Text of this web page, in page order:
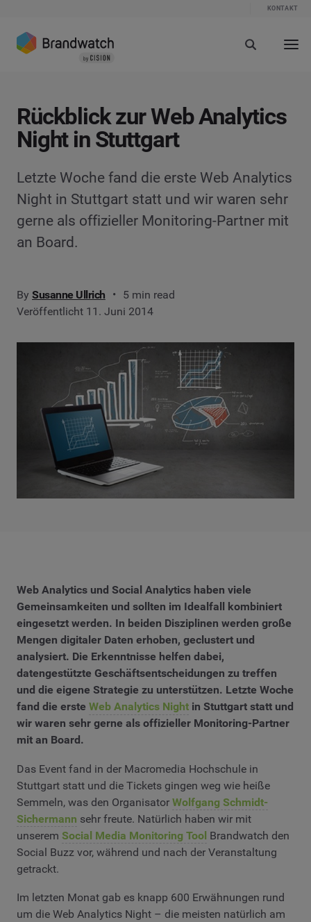
KONTAKT
Rückblick zur Web Analytics
Night in Stuttgart
Letzte Woche fand die erste Web Analytics
Night in Stuttgart statt und wir waren sehr
gerne als offizieller Monitoring-Partner mit
an Board.
By Susanne Ullrich
5 min read
Veröffentlicht 11. Juni 2014
Web Analytics und Social Analytics haben viele
Gemeinsamkeiten und sollten im Idealfall kombiniert
eingesetzt werden. In beiden Disziplinen werden große
Mengen digitaler Daten erhoben, geclustert und
analysiert. Die Erkenntnisse helfen dabei,
datengestützte Geschäftsentscheidungen zu treffen
und die eigene Strategie zu unterstützen. Letzte Woche
fand die erste Web Analytics Night in Stuttgart statt und
wir waren sehr gerne als offizieller Monitoring-Partner
mit an Board.
Das Event fand in der Macromedia Hochschule in
Stuttgart statt und die Tickets gingen weg wie heiße
Semmeln, was den Organisator Wolfgang Schmidt-
Sichermann sehr freute. Natürlich haben wir mit
unserem Social Media Monitoring Tool Brandwatch den
Social Buzz vor, während und nach der Veranstaltung
getrackt.
Im letzten Monat gab es knapp 600 Erwähnungen rund
um die Web Analytics Night – die meisten natürlich am